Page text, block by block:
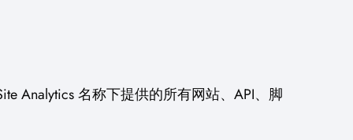
Analytics 名称下提供的所有网站、API、脚